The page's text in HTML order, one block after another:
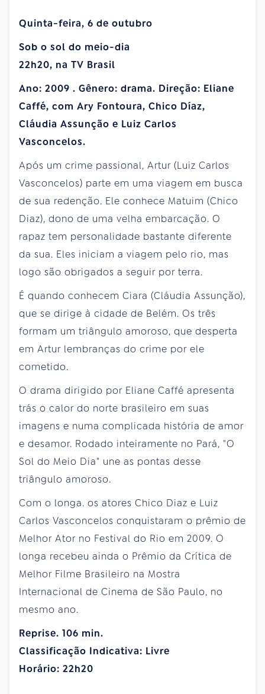
Quinta-feira, 6 de outubro
Sob o sol do meio-dia
22h20, na TV Brasil
Ano: 2009 . Gênero: drama. Direção: Eliane
Caffé, com Ary Fontoura, Chico Díaz,
Cláudia Assunção e Luiz Carlos
Vasconcelos.
Após um crime passional, Artur (Luiz Carlos
Vasconcelos) parte em uma viagem em busca
de sua redenção. Ele conhece Matuim (Chico
Diaz), dono de uma velha embarcação. O
rapaz tem personalidade bastante diferente
da sua. Eles iniciam a viagem pelo rio, mas
logo são obrigados a seguir por terra.
É quando conhecem Ciara (Cláudia Assunção),
que se dirige à cidade de Belém. Os três
formam um triângulo amoroso, que desperta
em Artur lembranças do crime por ele
cometido.
O drama dirigido por Eliane Caffé apresenta
trás o calor do norte brasileiro em suas
imagens e numa complicada história de amor
e desamor. Rodado inteiramente no Pará, "O
Sol do Meio Dia" une as pontas desse
triângulo amoroso.
Com o longa. os atores Chico Diaz e Luiz
Carlos Vasconcelos conquistaram o prêmio de
Melhor Ator no Festival do Rio em 2009. O
longa recebeu ainda o Prêmio da Crítica de
Melhor Filme Brasileiro na Mostra
Internacional de Cinema de São Paulo, no
mesmo ano.
Reprise. 106 min.
Classificação Indicativa: Livre
Horário: 22h20